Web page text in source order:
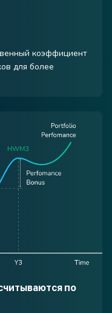
по
коэффициент
для более